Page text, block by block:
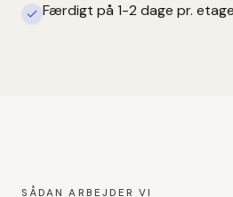
Færdigt på 1-2 dage pr. etage
SÅDAN ARBEJDER VI